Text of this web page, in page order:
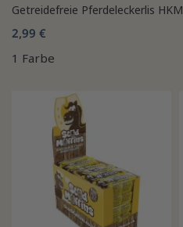
Getreidefreie Pferdeleckerlis HKM
2,99 €
1 Farbe